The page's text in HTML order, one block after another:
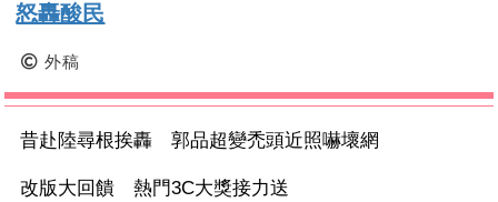
怒轟酸民
外稿
昔赴陸尋根挨轟 郭品超變禿頭近照嚇壞網
改版大回饋 熱門3C大獎接力送